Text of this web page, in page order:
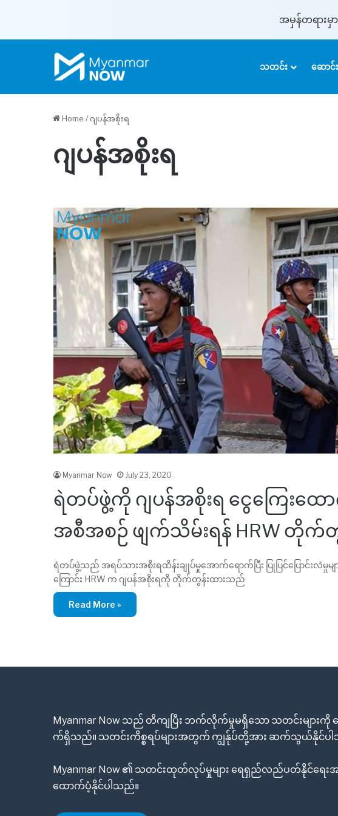
အမှန်တရား
သတင်း ဆောင်း
Home /ဂျပန်အစိုးရ
ဂျပန်အစိုးရ
Myanmar Now July 23, 2020
ရဲတပ်ဖွဲ့ကို ဂျပန်အစိုးရ ငွေကြေးထ
အစီအစဉ် ဖျက်သိမ်းရန် HRW တိုက်
ရဲတပ်ဖွဲ့သည် အရပ်သားအစိုးရထိန်းချုပ်မှုအောက်ရောက်ပြီး ပြုပြင်ပြောင်းလဲ
ကြောင်း HRW က ဂျပန်အစိုးရကို တိုက်တွန်းထားသည်
Read More »
Myanmar Now သည် တိကျပြီး ဘက်လိုက်မှုမရှိသော သတင်းများကို ဖ
က်ရှိသည်။ သတင်းကိစ္စရပ်များအတွက် ကျွန်ုပ်တို့အား ဆက်သွယ်နိုင်ပ
Myanmar Now ၏ သတင်းထုတ်လုပ်မှုများ ရေရှည်လည်ပတ်နိုင်ရေး
ထောက်ပံ့နိုင်ပါသည်။